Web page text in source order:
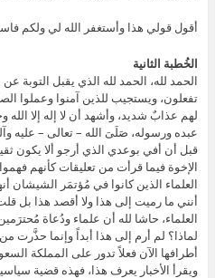
أقول قولي هذا وأستغفر الله لي ولكم
الخُطبة الثانية
الحمد لله، الحمد لله الذي يقبل التوبة
تفعلون، ويستجيب للذين آمنوا وعملوا
لهم عذابٌ شديد، وأشهد أن لا إله إلا
عبده ورسوله، صَلَىَ الله – تعالى – عليه
قبل أن أفي بوعدي الذي أرجو ألا يكون
الإخوة فيما قرأت من تعليقات كأنهم
العلماء الذين كانوا في مُؤتمَر الشيشان
أنني ما رميت إلى هذا ولا أقصد هذا بل
العلماء، حاشا لله أن علماء ودُعاة
لماذا؟ لم أرم إلى هذا أبداً وإنما
أطرافها الآن فعلاً تدور على المملكة
ويقرأ الأخبار يعرف هذا، فهذه قضية